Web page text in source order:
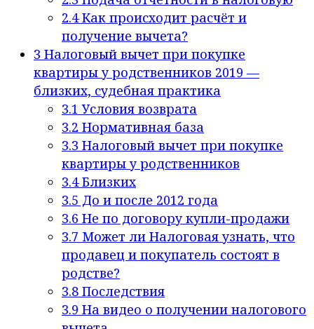
2.4Как происходит расчёт и
получение вычета?
3 Налоговый вычет при покупке
квартиры у родственников 2019 —
близких, судебная практика
3.1 Условия возврата
3.2 Нормативная база
3.3 Налоговый вычет при покупке
квартиры у родственников
3.4Близких
3.5 До и после 2012 года
3.6 Не по договору купли-продажи
3.7 Может ли Налоговая узнать, что
продавец и покупатель состоят в
родстве?
3.8 Последствия
3.9 На видео о получении налогового